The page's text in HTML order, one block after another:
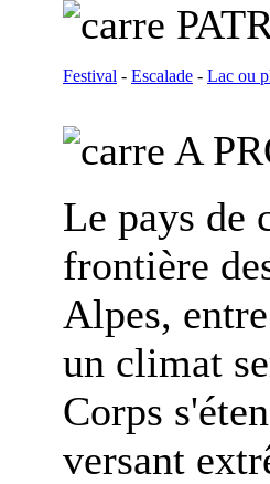
Festival - Escalade - Lac ou
A
Le pays de
frontière
Alpes,
un climat
Corps
versant